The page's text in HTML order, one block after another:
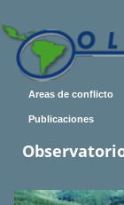
Areas de conflicto
Publicaciones